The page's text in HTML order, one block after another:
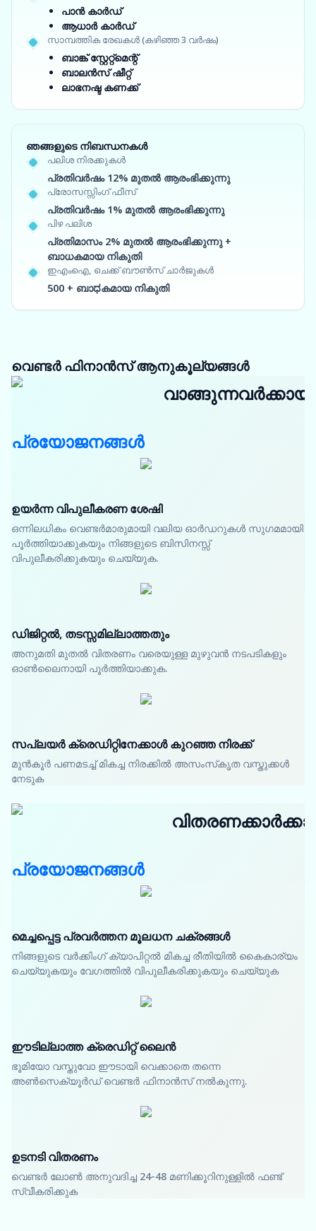
പാൻ കാർഡ്
ആധാർ കാർഡ്
സാമ്പത്തിക രേഖകൾ (കഴിഞ്ഞ 3 വർഷം)
ബാങ്ക് സ്റ്റേറ്റ്‌മെന്റ്
ബാലൻസ് ഷീറ്റ്
ലാഭനഷ്ട കണക്ക്
ഞങ്ങളുടെ നിബന്ധനകൾ
പലിശ നിരക്കുകൾ
പ്രതിവർഷം 12% മുതൽ ആരംഭിക്കുന്നു
പ്രോസസ്സിംഗ് ഫീസ്
പ്രതിവർഷം 1% മുതൽ ആരംഭിക്കുന്നു
പിഴ പലിശ
പ്രതിമാസം 2% മുതൽ ആരംഭിക്കുന്നു +
ബാധകമായ നികുതി
ഇഎംഐ, ചെക്ക് ബൗൺസ് ചാർജുകൾ
500 + ബാಧകമായ നികുതി
വെണ്ടർ ഫിനാൻസ് ആനുകൂല്യങ്ങൾ
വാങ്ങുന്നവർക്കായി
പ്രയോജനങ്ങൾ
ഉയർന്ന വിപുലീകരണ ശേഷി
ഒന്നിലധികം വെണ്ടർമാരുമായി വലിയ ഓർഡറുകൾ സുഗമമായി
പൂർത്തിയാക്കുകയും നിങ്ങളുടെ ബിസിനസ്സ്
വിപുലീകരിക്കുകയും ചെയ്യുക.
ഡിജിറ്റൽ, തടസ്സമില്ലാത്തതും
അനുമതി മുതൽ വിതരണം വരെയുള്ള മുഴുവൻ നടപടികളും
ഓൺലൈനായി പൂർത്തിയാക്കുക.
സപ്ലയർ ക്രെഡിറ്റിനേക്കാൾ കുറഞ്ഞ നിരക്ക്
മുൻകൂർ പണമടച്ച് മികച്ച നിരക്കിൽ അസംസ്‌കൃത വസ്തുക്കൾ
നേടുക
പ്രയോജനങ്ങൾ
മെച്ചപ്പെട്ട പ്രവർത്തന മൂലധന ചക്രങ്ങൾ
നിങ്ങളുടെ വർക്കിംഗ് ക്യാപിറ്റൽ മികച്ച രീതിയിൽ കൈകാര്യം
ചെയ്യുകയും വേഗത്തിൽ വിപുലീകരിക്കുകയും ചെയ്യുക
ഈടില്ലാത്ത ക്രെഡിറ്റ് ലൈൻ
ഭൂമിയോ വസ്തുവോ ഈടായി വെക്കാതെ തന്നെ
അൺസെക്യൂർഡ് വെണ്ടർ ഫിനാൻസ് നൽകുന്നു.
ഉടനടി വിതരണം
വെണ്ടർ ലോൺ അനുവദിച്ച 24-48 മണിക്കൂറിനുള്ളിൽ ഫണ്ട്
സ്വീകരിക്കുക